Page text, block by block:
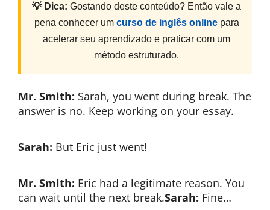
💡 Dica: Gostando deste conteúdo? Então vale a
pena conhecer um curso de inglês onlinepara
acelerar seu aprendizado e praticar com um
método estruturado.
Mr. Smith: Sarah, you went during break. The
answer is no. Keep working on your essay.
Sarah: But Eric just went!
Mr. Smith: Eric had a legitimate reason. You
can wait until the next break.Sarah: Fine…